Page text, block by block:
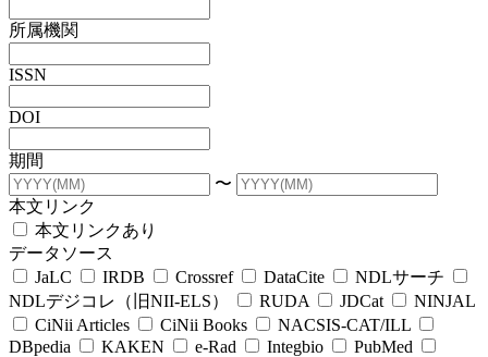
所属機関
ISSN
DOI
期間
〜
本文リンク
本文リンクあり
データソース
JaLC
IRDB Crossref DataCite
NDLサーチ
NDLデジコレ（旧NII-ELS）
RUDA JDCat
NINJAL
CiNii Articles
CiNii Books
NACSIS-CAT/ILL
DBpedia
KAKEN e-Rad Integbio
PubMed